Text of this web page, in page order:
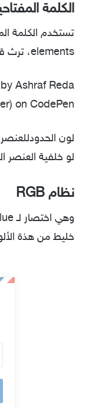
الكلمة
تستخدم الكلمة
elements، ترث قيمة اللون من الخاصية
Ashraf Reda
on CodePen.
لون
لو خلفية العنصر
نظام RGB
خليط من هذة